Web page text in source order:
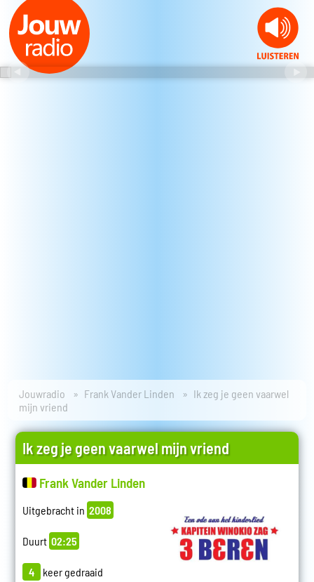
Jouwradio Frank Vander Linden
Ik zeg je geen vaarwel
mijn vriend
Ik zeg je geen vaarwel mijn vriend
Frank Vander Linden
Uitgebracht in 2008
Duurt 02:25
4 keer gedraaid